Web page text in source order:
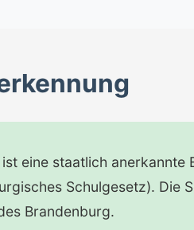
eine staatlich anerkannte
Schulgesetz). Die
Brandenburg.